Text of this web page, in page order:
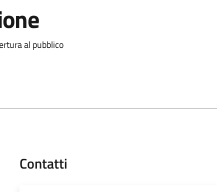
al pubblico
Contatti